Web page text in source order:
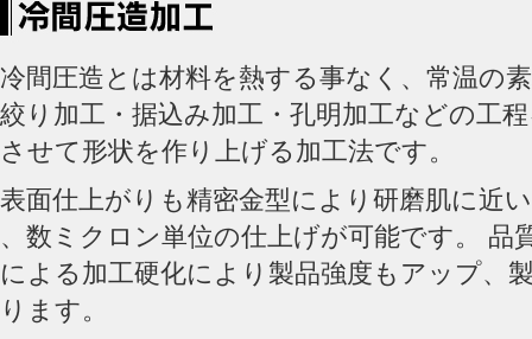
冷間圧造とは材料を熱する事なく、常温の
絞り加工・据込み加工・孔明加工などの工
させて形状を作り上げる加工法です。
表面仕上がりも精密金型により研磨肌に近
、数ミクロン単位の仕上げが可能です。 品
による加工硬化により製品強度もアップ、
ります。